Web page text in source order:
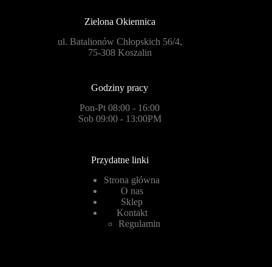
Zielona Okiennica
ul. Batalionów Chłopskich 56/4,
75-308 Koszalin
Godziny pracy
Pon-Pt 08:00 - 16:00
Sob 09:00 - 13:00PM
Przydatne linki
Strona główna
O nas
Sklep
Kontakt
Regulamin